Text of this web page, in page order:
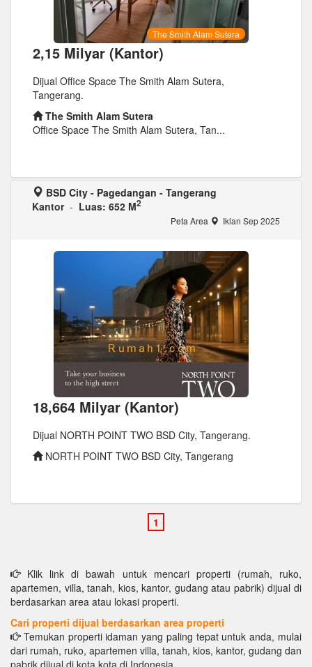
The Smith Alam Sutera
2,15 Milyar (Kantor)
Dijual Office Space The Smith Alam Sutera,
Tangerang.
The Smith Alam Sutera
Office Space The Smith Alam Sutera, Tan...
BSD City - Pagedangan - Tangerang
Kantor- Luas: 652 M2
Peta Area Iklan Sep 2025
18,664 Milyar (Kantor)
Dijual NORTH POINT TWO BSD City, Tangerang.
NORTH POINT TWO BSD City, Tangerang
Klik link di bawah untuk mencari properti (rumah, ruko,
apartemen, villa, tanah, kios, kantor, gudang atau pabrik) dijual di
berdasarkan area atau lokasi properti.
Cari properti dijual berdasarkan area properti
Temukan properti idaman yang paling tepat untuk anda, mulai
dari rumah, ruko, apartemen villa, tanah, kios, kantor, gudang dan